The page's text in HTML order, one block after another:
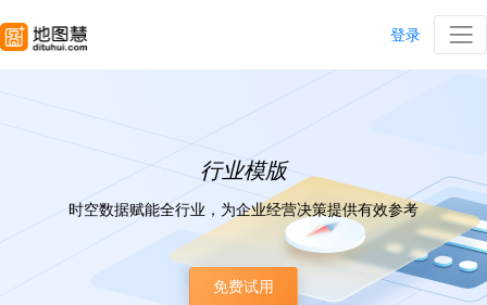
登录
行业模版
时空数据赋能全行业，为企业经营决策提供有效参考
免费试用